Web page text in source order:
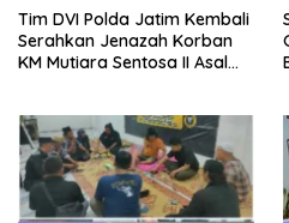
Tim DVI Polda Jatim Kembali
Serahkan Jenazah Korban
KM Mutiara Sentosa II Asal